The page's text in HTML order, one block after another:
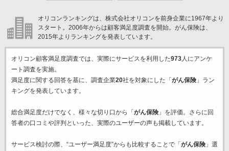
オリコンランキングは、株式会社オリコンを前身企業に1967年より
スタート。2006年からは顧客満足度調査を開始。がん保険は、
2015年よりランキングを発表しています。
オリコン顧客満足度調査では、実際にサービスを利用した973人にアンケ
ート調査を実施。
満足度に関する回答を基に、調査企業20社を対象にした「 がん保険」ラン
キングを発表しています。
総合満足度だけでなく、様々な切り口から「 がん保険」を評価。さらに回
答者の口コミや評判といった、実際のユーザーの声も掲載しています。
サービス検討の際、“ユーザー満足度”からも比較することで「 がん保険」選